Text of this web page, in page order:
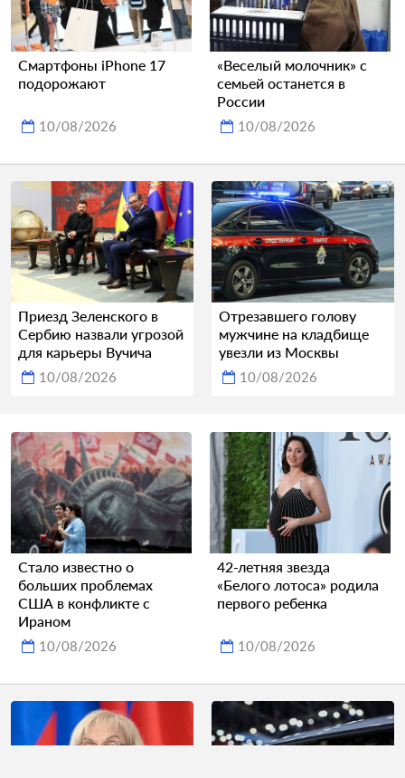
Смартфоны iPhone 17
подорожают
10/08/2026
«Веселый молочник» с
семьей останется в
России
10/08/2026
Приезд Зеленского в
Сербию назвали угрозой
для карьеры Вучича
10/08/2026
Отрезавшего голову
мужчине на кладбище
увезли из Москвы
10/08/2026
Стало известно о
больших проблемах
США в конфликте с
Ираном
10/08/2026
42-летняя звезда
«Белого лотоса» родила
первого ребенка
10/08/2026